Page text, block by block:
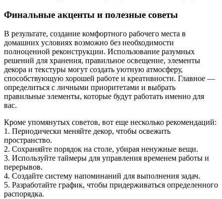
Финальные акценты и полезные советы
В результате, создание комфортного рабочего места в
домашних условиях возможно без необходимости
полноценной реконструкции. Использование разумных
решений для хранения, правильное освещение, элементы
декора и текстуры могут создать уютную атмосферу,
способствующую хорошей работе и креативности. Главное —
определиться с личными приоритетами и выбрать
правильные элементы, которые будут работать именно для
вас.
Кроме упомянутых советов, вот еще несколько рекомендаций:
1. Периодически меняйте декор, чтобы освежить
пространство.
2. Сохраняйте порядок на столе, убирая ненужные вещи.
3. Используйте таймеры для управления временем работы и
перерывов.
4. Создайте систему напоминаний для выполнения задач.
5. Разработайте график, чтобы придерживаться определенного
распорядка.